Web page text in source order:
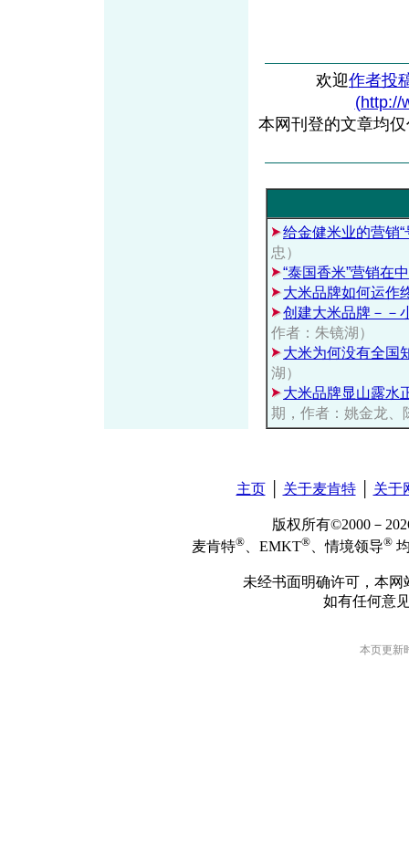
欢迎作者投
(http://
本网刊登的文章均
给金健米业的营销“
忠）
“泰国香米”营销在
大米品牌如何运作
创建大米品牌－－
作者：朱镜湖）
大米为何没有全国
湖）
大米品牌显山露水
期，作者：姚金龙、
主页│ 关于麦肯特│ 关于
版权所有©2000－
麦肯特® 、EMKT® 、情境领导®
未经书面明确许可，本
如有任何意
本页更新